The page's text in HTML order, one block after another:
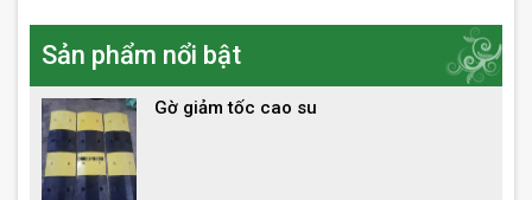
Sản phẩm nổi bật
Gờ giảm tốc cao su